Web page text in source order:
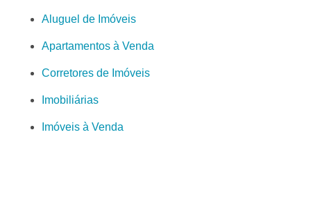
Aluguel de Imóveis
Apartamentos à Venda
Corretores de Imóveis
Imobiliárias
Imóveis à Venda